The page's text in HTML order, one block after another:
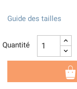
Guide des tailles
Quantité